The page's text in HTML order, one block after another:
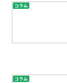
コラム
コラム